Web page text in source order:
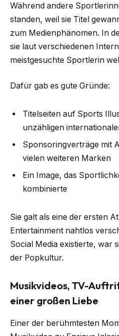
Während andere
standen, weil sie Titel
zum Medienphänomen. In
sie laut verschiedenen
meistgesuchte Sportlerin
Dafür gab es gute Gründe:
Titelseiten auf Sports
unzähligen
Sponsoringverträge mit
vielen weiteren Marken
Ein Image, das
kombinierte
Sie galt als eine der ersten
Entertainment nahtlos
Social Media existierte, war
der Popkultur.
Musikvideos, TV-
einer großen Liebe
Einer der berühmtesten